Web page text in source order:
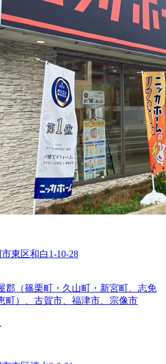
東区和白1-10-28
郡（篠栗町・久山町・新宮町、志免
町）、古賀市、福津市、宗像市